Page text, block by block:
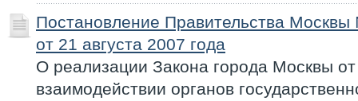
Постановление Правительства
от 21 августа 2007 года
О реализации Закона города Москвы
взаимодействии органов